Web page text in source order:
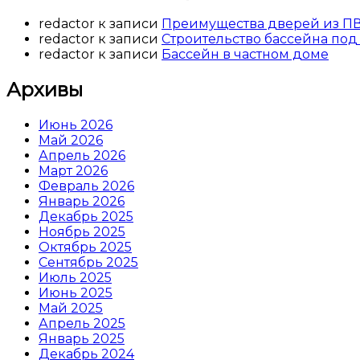
redactor к записи Преимущества дверей из
redactor к записи Строительство бассейна
redactor к записи Бассейн в частном доме
Архивы
Июнь 2026
Май 2026
Апрель 2026
Март 2026
Февраль 2026
Январь 2026
Декабрь 2025
Ноябрь 2025
Октябрь 2025
Сентябрь 2025
Июль 2025
Июнь 2025
Май 2025
Апрель 2025
Январь 2025
Декабрь 2024